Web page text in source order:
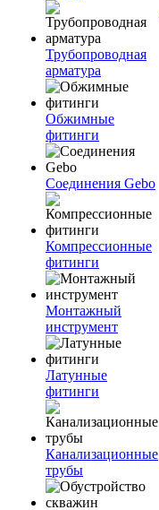
Трубопроводная
арматура
Обжимные
фитинги
Соединения Gebo
Компрессионные
фитинги
Монтажный
инструмент
Латунные
фитинги
Канализационные
трубы